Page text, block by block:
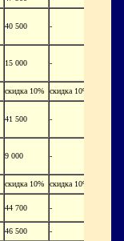
40 500 -
15 000 -
скидка 10% скидка 10%
41 500 -
9 000 -
скидка 10%
скидка 10%
44 700 -
46 500
-